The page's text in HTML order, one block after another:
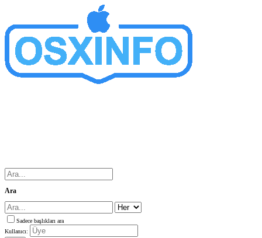
Ara
Sadece başlıkları ara
Kullanıcı: